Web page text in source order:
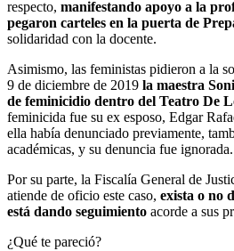
respecto, manifestando apoyo a la
pegaron carteles en la puerta de
solidaridad con la docente.
Asimismo, las feministas pidieron a la
9 de diciembre de 2019 la maestra
de feminicidio dentro del Teatro De
feminicida fue su ex esposo, Edgar
ella había denunciado previamente,
académicas, y su denuncia fue ignorada.
Por su parte, la Fiscalía General de
atiende de oficio este caso, exista o no
está dando seguimiento acorde a sus
¿Qué te pareció?